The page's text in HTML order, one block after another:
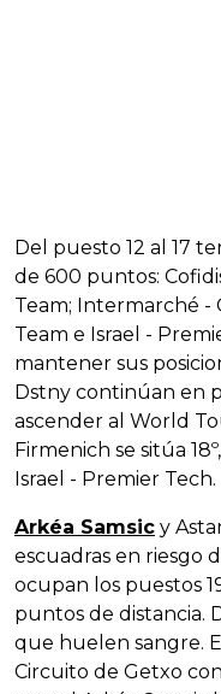
Del puesto 12 al 17
de 600 puntos:
Team; Intermarché -
Team e Israel -
mantener sus
Dstny continúan en
ascender al World
Firmenich se sitúa
Israel - Premier Tech.
Arkéa Samsic y
escuadras en riesgo
ocupan los puestos
puntos de distancia.
que huelen sangre.
Circuito de Getxo